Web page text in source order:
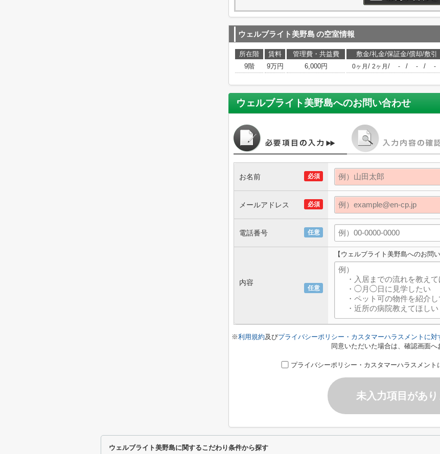
ウェルブライト美野島 の空室情報
所在階 賃料 管理費・共益費 敷金/礼金/保証金/償却/敷引
9階
9万円 6,000円 0ヶ月/ 2ヶ月/ - / - / -
ウェルブライト美野島へのお問い合わせ
必須
お名前
必須
メールアドレス
任意
電話番号
任意
内容
【ウェルブライト美野島へのお問い
※利用規約及びプライバシーポリシー・カスタマーハラスメントに対
同意いただいた場合は、確認画面へ
プライバシーポリシー・カスタマーハラスメント
未入力項目があ
ウェルブライト美野島に関するこだわり条件から探す